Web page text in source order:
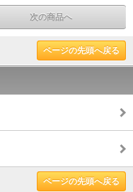
次の商品へ
ページの先頭へ戻る
ページの先頭へ戻る